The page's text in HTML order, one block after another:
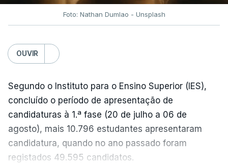
Foto: Nathan Dumlao - Unsplash
OUVIR
Segundo o Instituto para o Ensino Superior (IES),
concluído o período de apresentação de
candidaturas à 1.ª fase (20 de julho a 06 de
agosto), mais 10.796 estudantes apresentaram
candidatura, quando no ano passado foram
registados 49.595 candidatos.